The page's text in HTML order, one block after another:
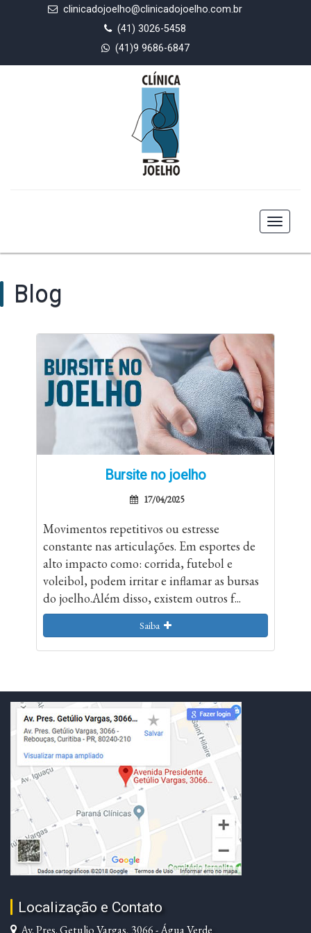
clinicadojoelho@clinicadojoelho.com.br
(41) 3026-5458
(41)9 9686-6847
Toggle
Blog
Bursite no joelho
17/04/2025
Movimentos repetitivos ou estresse
constante nas articulações. Em esportes de
alto impacto como: corrida, futebol e
voleibol, podem irritar e inflamar as bursas
do joelho.Além disso, existem outros f...
Saiba
Localização e Contato
Av. Pres. Getulio Vargas, 3066 - Água Verde